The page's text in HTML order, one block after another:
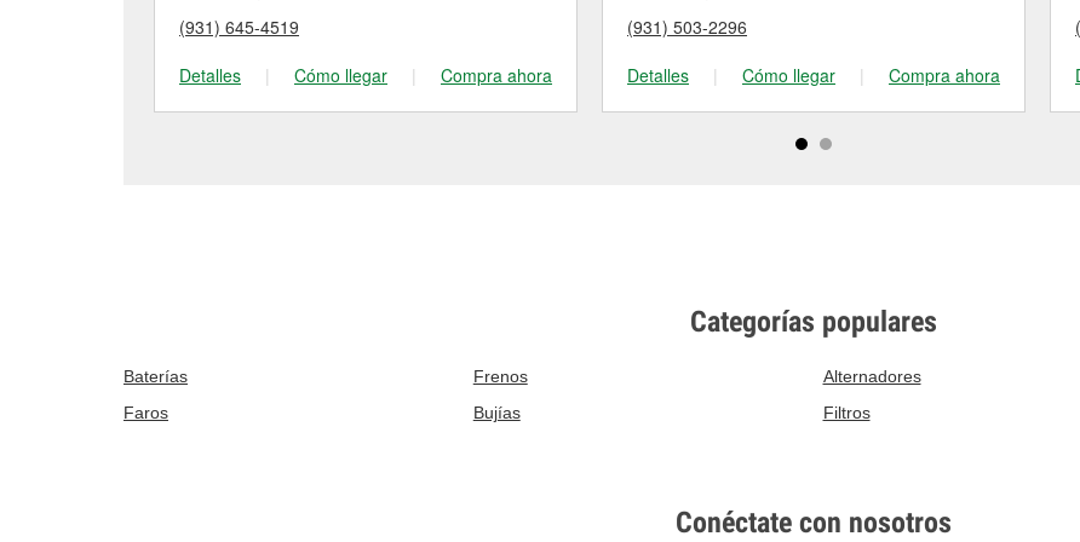
(931) 645-4519
Detalles
| Cómo llegar | Compra ahora
(931) 503-2296
Detalles
| Cómo llegar | Compra ahora
Categorías populares
Baterías Frenos Alternadores
Faros
Bujías Filtros
Conéctate con nosotros